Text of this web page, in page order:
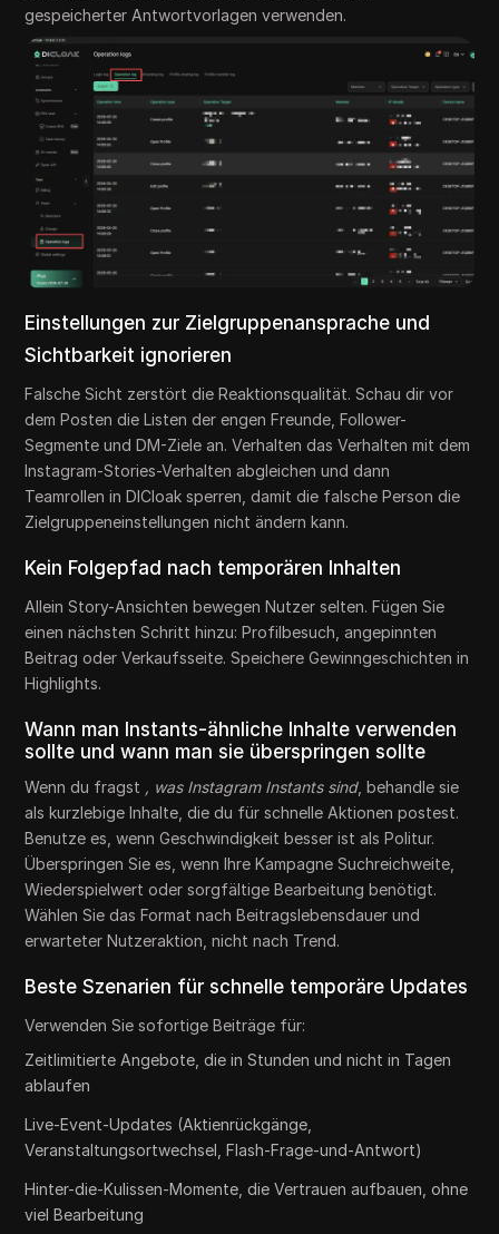
gespeicherter Antwortvorlagen verwenden.
Einstellungen zur Zielgruppenansprache und
Sichtbarkeit ignorieren
Falsche Sicht zerstört die Reaktionsqualität. Schau dir vor
dem Posten die Listen der engen Freunde, Follower-
Segmente und DM-Ziele an. Verhalten das Verhalten mit dem
Instagram-Stories-Verhalten abgleichen und dann
Teamrollen in DICloak sperren, damit die falsche Person die
Zielgruppeneinstellungen nicht ändern kann.
Kein Folgepfad nach temporären Inhalten
Allein Story-Ansichten bewegen Nutzer selten. Fügen Sie
einen nächsten Schritt hinzu: Profilbesuch, angepinnten
Beitrag oder Verkaufsseite. Speichere Gewinngeschichten in
Highlights.
Wann man Instants-ähnliche Inhalte verwenden
sollte und wann man sie überspringen sollte
Wenn du fragst , was Instagram Instants sind, behandle sie
als kurzlebige Inhalte, die du für schnelle Aktionen postest.
Benutze es, wenn Geschwindigkeit besser ist als Politur.
Überspringen Sie es, wenn Ihre Kampagne Suchreichweite,
Wiederspielwert oder sorgfältige Bearbeitung benötigt.
Wählen Sie das Format nach Beitragslebensdauer und
erwarteter Nutzeraktion, nicht nach Trend.
Beste Szenarien für schnelle temporäre Updates
Verwenden Sie sofortige Beiträge für:
Zeitlimitierte Angebote, die in Stunden und nicht in Tagen
ablaufen
Live-Event-Updates (Aktienrückgänge,
Veranstaltungsortwechsel, Flash-Frage-und-Antwort)
Hinter-die-Kulissen-Momente, die Vertrauen aufbauen, ohne
viel Bearbeitung